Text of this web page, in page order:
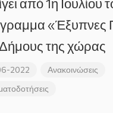
από 1η Ιουλίου
«Έξυπνες
της χώρας
2022
Ανακοινώσεις